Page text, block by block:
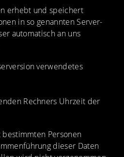
erhebt und speichert
in so genannten Server-
automatisch an uns
verwendetes
Rechners Uhrzeit der
Personen
dieser Daten